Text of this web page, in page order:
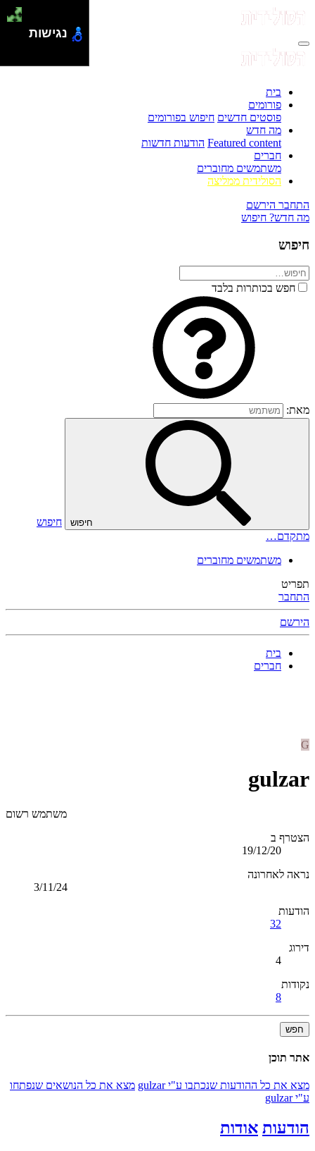
בית
פורומים
פוסטים חדשים חיפוש בפורומים
מה חדש
Featured content הודעות חדשות
חברים
משתמשים מחוברים
הסולידית ממליצה
התחבר הירשם
מה חדש? חיפוש
חיפוש
חפש בכותרות בלבד
מאת:
חיפוש
חיפוש
מתקדם…
משתמשים מחוברים
תפריט
התחבר
הירשם
בית
חברים
G
gulzar
משתמש רשום
הצטרף ב
19/12/20
נראה לאחרונה
3/11/24
הודעות
32
דירוג
4
נקודות
8
חפש
אתר תוכן
מצא את כל ההודעות שנכתבו ע"י gulzar
מצא את כל הנושאים שנפתחו
ע"י gulzar
הודעות אודות
נגישות